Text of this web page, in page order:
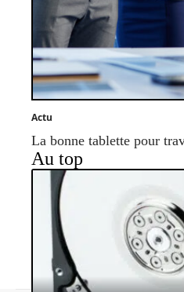
Actu
La bonne tablette pour
Au top